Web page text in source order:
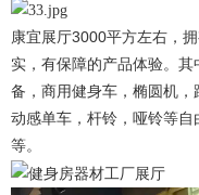
康宜展厅3000平方左右，
实，有保障的产品体验。
备，商用健身车，椭圆机
动感单车，杆铃，哑铃等
等。